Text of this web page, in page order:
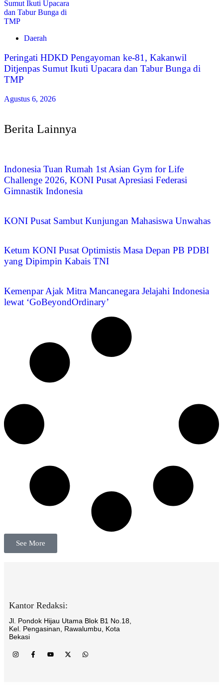
Daerah
Peringati HDKD Pengayoman ke-81, Kakanwil
Ditjenpas Sumut Ikuti Upacara dan Tabur Bunga di
TMP
Agustus 6, 2026
Berita Lainnya
Indonesia Tuan Rumah 1st Asian Gym for Life
Challenge 2026, KONI Pusat Apresiasi Federasi
Gimnastik Indonesia
KONI Pusat Sambut Kunjungan Mahasiswa Unwahas
Ketum KONI Pusat Optimistis Masa Depan PB PDBI
yang Dipimpin Kabais TNI
Kemenpar Ajak Mitra Mancanegara Jelajahi Indonesia
lewat ‘GoBeyondOrdinary’
See More
Kantor Redaksi:
Jl. Pondok Hijau Utama Blok B1 No.18,
Kel. Pengasinan, Rawalumbu, Kota
Bekasi